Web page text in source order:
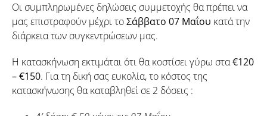
Οι συμπληρωμένες δηλώσεις συμμετοχής θα πρέπει να
μας επιστραφούν μέχρι τοΣάββατο 07 Μαΐου κατά την
διάρκεια των συγκεντρώσεων μας.
Η κατασκήνωση εκτιμάται ότι θα κοστίσει γύρω στα€120
– €150. Για τη δική σας ευκολία, το κόστος της
κατασκήνωσης θα καταβληθεί σε 2 δόσεις :